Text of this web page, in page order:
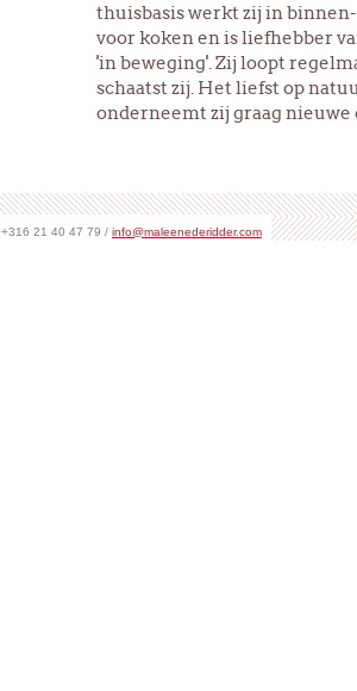
thuisbasis werkt zij in
voor koken en is liefhebber
'in beweging'. Zij loopt
schaatst zij. Het liefst op
onderneemt zij graag nieuwe
+316 21 40 47 79 / info@maleenederidder.com